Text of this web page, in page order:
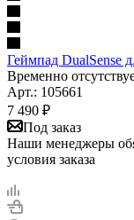
Геймпад DualSense
Временно
Арт.: 105661
7 490 ₽
Под заказ
Наши менеджеры
условия заказа